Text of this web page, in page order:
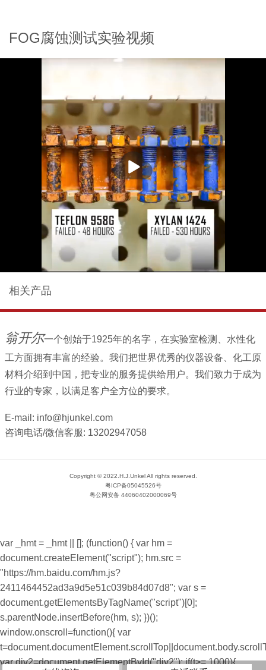
FOG腐蚀测试实验视频
放
相关产品
翁开尔一个创始于1925年的名字，在实验室检测、水性化
工方面拥有丰富的经验。我们把世界优秀的仪器设备、化工原
材料介绍到中国，把专业的服务提供给用户。我们致力于成为
行业的专家，以满足客户全方位的要求。
E-mail: info@hjunkel.com
咨询电话/微信客服: 13202947058
Copyright © 2022.H.J.Unkel All rights reserved.
粤ICP备05045526号
粤公网安备 44060402000069号
var _hmt = _hmt || []; (function() { var hm =
document.createElement("script"); hm.src =
"https://hm.baidu.com/hm.js?
2411464452ad3a9d5e51c039b84d07d8"; var s =
document.getElementsByTagName("script")[0];
s.parentNode.insertBefore(hm, s); })();
window.onscroll=function(){ var
var div2=document.getElementById("div2"); if(t>= 1000){